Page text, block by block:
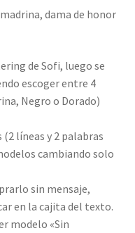
dama de honor
de Sofi, luego se
escoger entre 4
Negro o Dorado)
líneas y 2 palabras
cambiando solo
sin mensaje,
en la cajita del texto.
modelo «Sin